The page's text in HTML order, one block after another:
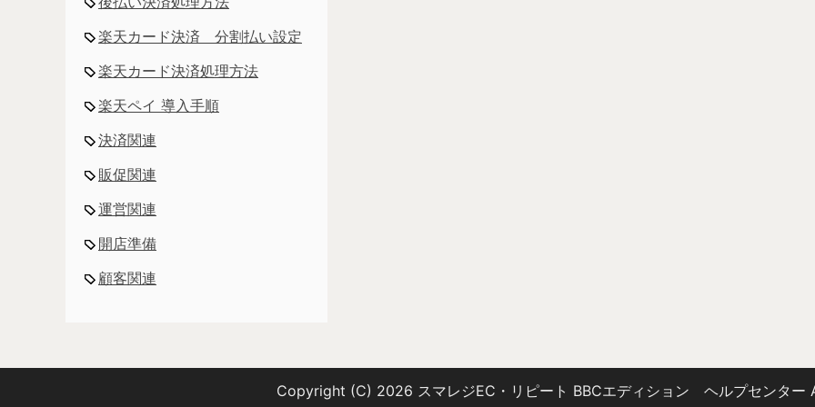
楽天カード決済 分割払い設定
楽天カード決済処理方法
楽天ペイ 導入手順
決済関連
販促関連
運営関連
開店準備
顧客関連
Copyright (C) 2026 スマレジEC・リピート BBCエディション ヘルプセンター